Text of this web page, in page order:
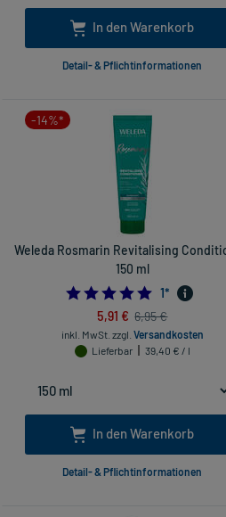
In den Warenkorb
Detail- & Pflichtinformationen
-14%*
Weleda Rosmarin Revitalising
150 ml
5.0
1*
5,91 € 6,95 €
inkl. MwSt. zzgl. Versandkosten
Lieferbar
39,40 € / l
In den Warenkorb
Detail- & Pflichtinformationen